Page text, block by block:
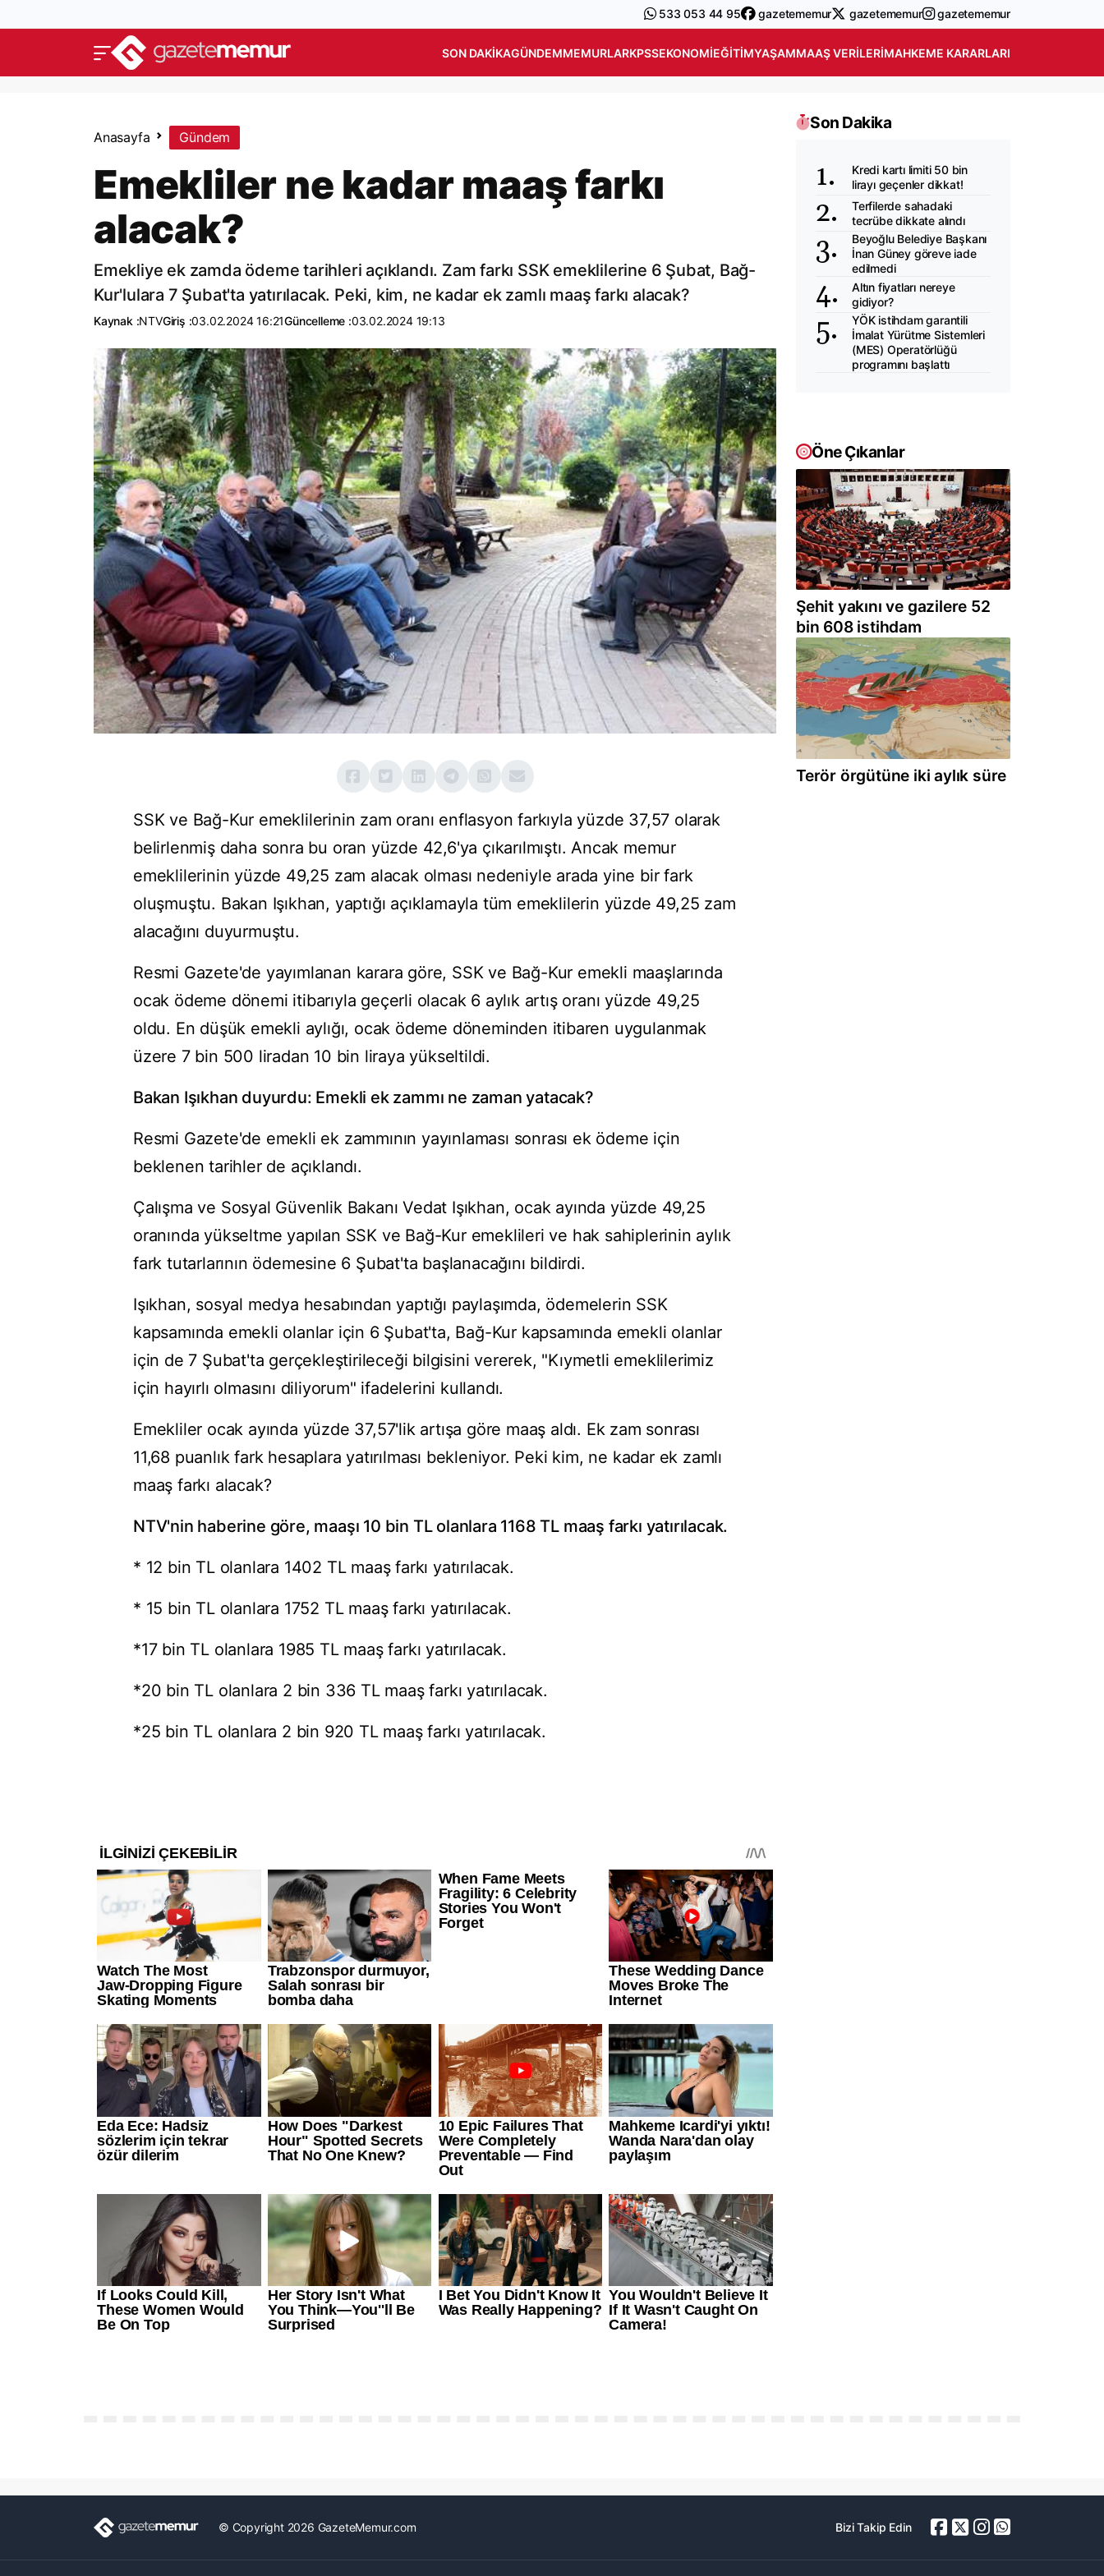
533 053 44 95 gazetememur gazetememur gazetememur
SON DAKIKAGÜNDEMMEMURLARKPSSEKONOMIEĞITIMYAŞAMMAAŞ VERILERIMAHKEME KARARLARI
Anasayfa Gündem
Emekliler ne kadar maaş farkı
alacak?
Emekliye ek zamda ödeme tarihleri açıklandı. Zam farkı SSK emeklilerine 6 Şubat, Bağ-
Kur'lulara 7 Şubat'ta yatırılacak. Peki, kim, ne kadar ek zamlı maaş farkı alacak?
Kaynak :NTVGiriş :03.02.2024 16:21Güncelleme :03.02.2024 19:13
SSK ve Bağ-Kur emeklilerinin zam oranı enflasyon farkıyla yüzde 37,57 olarak
belirlenmiş daha sonra bu oran yüzde 42,6'ya çıkarılmıştı. Ancak memur
emeklilerinin yüzde 49,25 zam alacak olması nedeniyle arada yine bir fark
oluşmuştu. Bakan Işıkhan, yaptığı açıklamayla tüm emeklilerin yüzde 49,25 zam
alacağını duyurmuştu.
Resmi Gazete'de yayımlanan karara göre, SSK ve Bağ-Kur emekli maaşlarında
ocak ödeme dönemi itibarıyla geçerli olacak 6 aylık artış oranı yüzde 49,25
oldu. En düşük emekli aylığı, ocak ödeme döneminden itibaren uygulanmak
üzere 7 bin 500 liradan 10 bin liraya yükseltildi.
Bakan Işıkhan duyurdu: Emekli ek zammı ne zaman yatacak?
Resmi Gazete'de emekli ek zammının yayınlaması sonrası ek ödeme için
beklenen tarihler de açıklandı.
Çalışma ve Sosyal Güvenlik Bakanı Vedat Işıkhan, ocak ayında yüzde 49,25
oranında yükseltme yapılan SSK ve Bağ-Kur emeklileri ve hak sahiplerinin aylık
fark tutarlarının ödemesine 6 Şubat'ta başlanacağını bildirdi.
Işıkhan, sosyal medya hesabından yaptığı paylaşımda, ödemelerin SSK
kapsamında emekli olanlar için 6 Şubat'ta, Bağ-Kur kapsamında emekli olanlar
için de 7 Şubat'ta gerçekleştirileceği bilgisini vererek, "Kıymetli emeklilerimiz
için hayırlı olmasını diliyorum" ifadelerini kullandı.
Emekliler ocak ayında yüzde 37,57'lik artışa göre maaş aldı. Ek zam sonrası
11,68 puanlık fark hesaplara yatırılması bekleniyor. Peki kim, ne kadar ek zamlı
maaş farkı alacak?
NTV'nin haberine göre, maaşı 10 bin TL olanlara 1168 TL maaş farkı yatırılacak.
* 12 bin TL olanlara 1402 TL maaş farkı yatırılacak.
* 15 bin TL olanlara 1752 TL maaş farkı yatırılacak.
*17 bin TL olanlara 1985 TL maaş farkı yatırılacak.
*20 bin TL olanlara 2 bin 336 TL maaş farkı yatırılacak.
*25 bin TL olanlara 2 bin 920 TL maaş farkı yatırılacak.
Son Dakika
Kredi kartı limiti 50 bin
lirayı geçenler dikkat!
Terfilerde sahadaki
tecrübe dikkate alındı
Beyoğlu Belediye Başkanı
İnan Güney göreve iade
edilmedi
Altın fiyatları nereye
gidiyor?
YÖK istihdam garantili
İmalat Yürütme Sistemleri
(MES) Operatörlüğü
programını başlattı
Öne Çıkanlar
Şehit yakını ve gazilere 52
bin 608 istihdam
Terör örgütüne iki aylık süre
© Copyright 2026 GazeteMemur.com Bizi Takip Edin